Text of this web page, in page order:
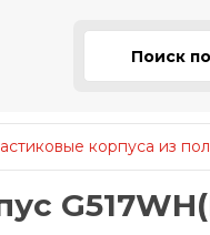
корпуса из